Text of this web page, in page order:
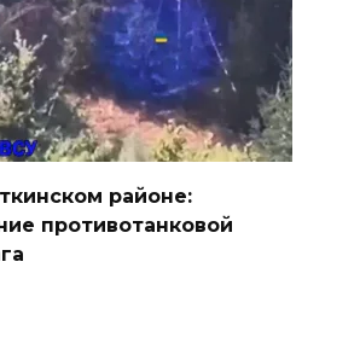
районе:
противотанковой